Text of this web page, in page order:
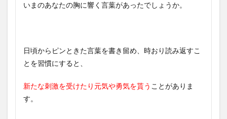
いまのあなたの胸に響く言葉があったでしょうか。
日頃からピンときた言葉を書き留め、時おり読み返すこ
とを習慣にすると、
新たな刺激を受けたり元気や勇気を貰う ことがありま
す。